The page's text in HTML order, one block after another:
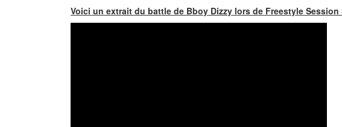
Voici un extrait du battle de Bboy Dizzy lors de Freestyle Session